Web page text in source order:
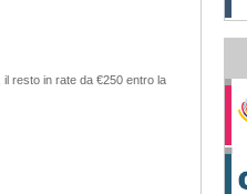
il resto in rate da €250 entro la